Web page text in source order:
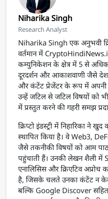
Niharika Singh
Research Analyst
Niharika Singh एक अनुभवी
वर्तमान में
कम्युनिकेशन के क्षेत्र में 5 से
दूरदर्शन और आकाशवाणी जैसे देश
और कंटेंट प्रेजेंटर के रूप में अपनी
उन्हें जटिल से जटिल विषयों को
में प्रस्तुत करने की गहरी समझ
क्रिप्टो इंडस्ट्री में निहारिका
स्थापित किया है। वे Web3,
जैसे तकनीकी विषयों को आम
पहुंचाती हैं। उनकी लेखन शैली में
एनालिसिस और क्रिएटिव
है, जिसके चलते उनका कंटेंट न
बल्कि Google Discover सहित